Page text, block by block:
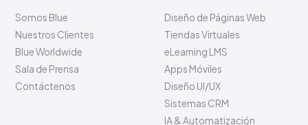
Somos Blue
Nuestros Clientes
Blue Worldwide
Sala de Prensa
Contáctenos
Diseño de Páginas Web
Tiendas Virtuales
eLearning LMS
Apps Móviles
Diseño UI/UX
Sistemas CRM
IA & Automatización